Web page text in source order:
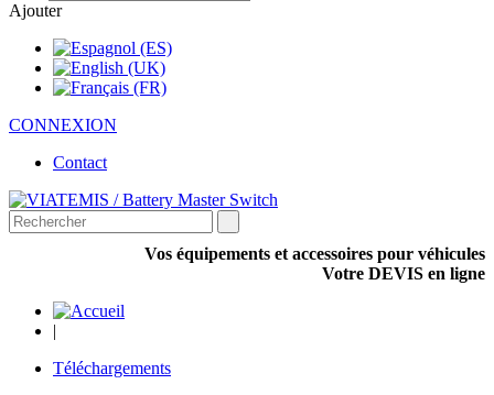
Ajouter
CONNEXION
Contact
Vos équipements et accessoires pour véhicules
Votre DEVIS en ligne
|
Téléchargements